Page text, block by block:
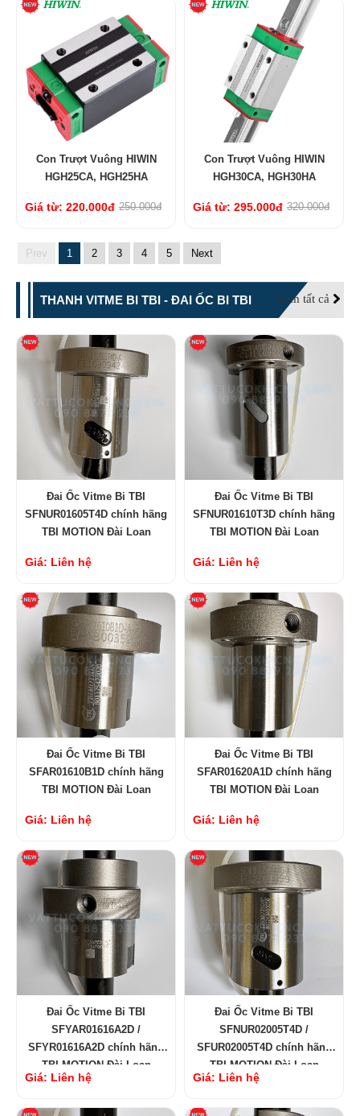
Con Trượt Vuông HIWIN
HGH25CA, HGH25HA
Giá từ: 220.000đ 250.000đ
Con Trượt Vuông HIWIN
HGH30CA, HGH30HA
Giá từ: 295.000đ 320.000đ
Prev 1 2 3 4 5 Next
THANH VITME BI TBI - ĐAI ỐC BI TBI Xem tất cả
Đai Ốc Vitme Bi TBI
SFNUR01605T4D chính hãng
TBI MOTION Đài Loan
Giá: Liên hệ
Đai Ốc Vitme Bi TBI
SFNUR01610T3D chính hãng
TBI MOTION Đài Loan
Giá: Liên hệ
Đai Ốc Vitme Bi TBI
SFAR01610B1D chính hãng
TBI MOTION Đài Loan
Giá: Liên hệ
Đai Ốc Vitme Bi TBI
SFAR01620A1D chính hãng
TBI MOTION Đài Loan
Giá: Liên hệ
Đai Ốc Vitme Bi TBI
SFYAR01616A2D /
SFYR01616A2D chính hãng
TBI MOTION Đài Loan
Giá: Liên hệ
Đai Ốc Vitme Bi TBI
SFNUR02005T4D /
SFUR02005T4D chính hãng
TBI MOTION Đài Loan
Giá: Liên hệ